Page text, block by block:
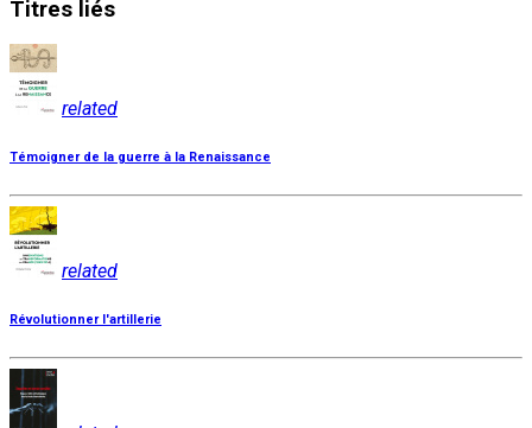
Titres liés
related
Témoigner de la guerre à la Renaissance
related
Révolutionner l'artillerie